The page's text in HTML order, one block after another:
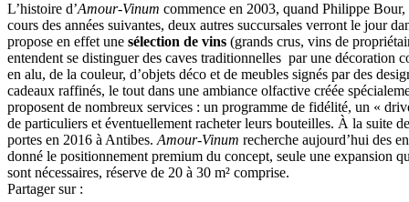
L’histoire d’Amour-Vinum commence en 2003, quand Philippe
cours des années suivantes, deux autres succursales verront le jour
propose en effet une sélection de vins (grands crus, vins de
entendent se distinguer des caves traditionnelles par une décoration
en alu, de la couleur, d’objets déco et de meubles signés par des
cadeaux raffinés, le tout dans une ambiance olfactive créée
proposent de nombreux services : un programme de fidélité, un «
de particuliers et éventuellement racheter leurs bouteilles. À la suite
portes en 2016 à Antibes. Amour-Vinum recherche aujourd’hui des
donné le positionnement premium du concept, seule une expansion
sont nécessaires, réserve de 20 à 30 m² comprise.
Partager sur :